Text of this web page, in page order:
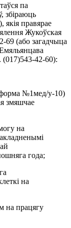
па
збіраюць
якія правярае
Жукоўская
69 (або загадчыца
(017)543-42-60):
№1мед/у-10)
змяшчае
на
года;
на
на працягу